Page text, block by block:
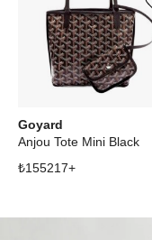
Goyard
Anjou Tote Mini Black
₺155217+